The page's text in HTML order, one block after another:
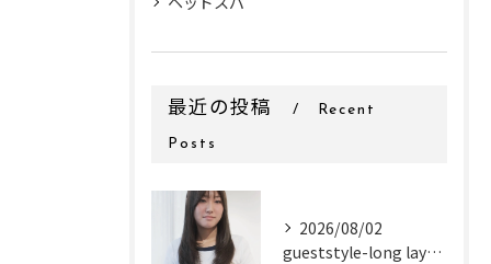
最近の投稿 Recent
Posts
2026/08/02
gueststyle-long layer-